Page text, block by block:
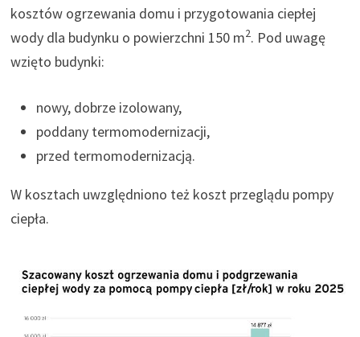
kosztów ogrzewania domu i przygotowania ciepłej
wody dla budynku o powierzchni 150 m2. Pod uwagę
wzięto budynki:
nowy, dobrze izolowany,
poddany termomodernizacji,
przed termomodernizacją.
W kosztach uwzględniono też koszt przeglądu pompy
ciepła.